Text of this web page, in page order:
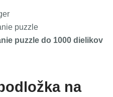
puzzle
puzzle do 1000 dielikov
na